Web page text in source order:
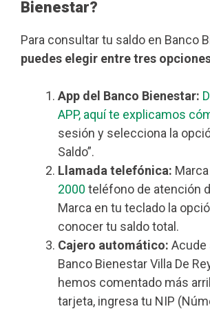
Bienestar?
Para consultar tu saldo en Banco
puedes elegir entre tres
App del Banco Bienestar:
APP, aquí te explicamos
sesión y selecciona la
Saldo”.
Llamada telefónica: Marca
2000 teléfono de atención
Marca en tu teclado la
conocer tu saldo total.
Cajero automático: Acude
Banco Bienestar Villa De
hemos comentado más
tarjeta, ingresa tu NIP